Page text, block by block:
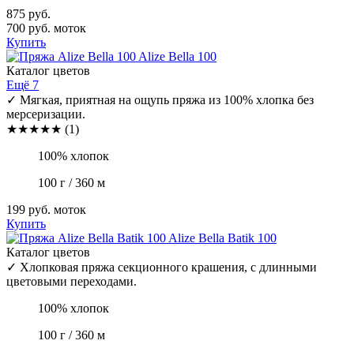
875 руб.
700 руб. моток
Купить
Alize Bella 100
Каталог цветов
Ещё 7
✓ Мягкая, приятная на ощупь пряжа из 100% хлопка без
мерсеризации.
★★★★★ (1)
100% хлопок
100 г / 360 м
199 руб. моток
Купить
Alize Bella Batik 100
Каталог цветов
✓ Хлопковая пряжа секционного крашения, с длинными
цветовыми переходами.
100% хлопок
100 г / 360 м